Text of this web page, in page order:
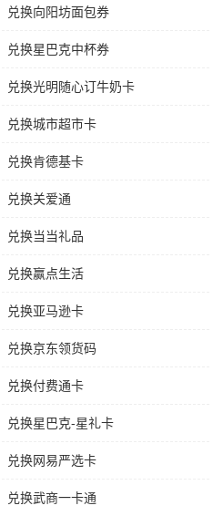
兑换向阳坊面包券
兑换星巴克中杯券
兑换光明随心订牛奶卡
兑换城市超市卡
兑换肯德基卡
兑换关爱通
兑换当当礼品
兑换赢点生活
兑换亚马逊卡
兑换京东领货码
兑换付费通卡
兑换星巴克-星礼卡
兑换网易严选卡
兑换武商一卡通